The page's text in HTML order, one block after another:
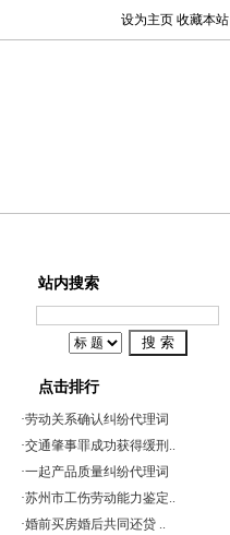
设为主页 收藏本站
站内搜索
点击排行
·劳动关系确认纠纷代理词
·交通肇事罪成功获得缓刑..
·一起产品质量纠纷代理词
·苏州市工伤劳动能力鉴定..
·婚前买房婚后共同还贷 ..